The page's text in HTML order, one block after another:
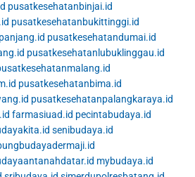
pusatkesehatanbinjai.id
pusatkesehatanbukittinggi.id
pusatkesehatandumai.id
pusatkesehatanlubuklinggau.id
pusatkesehatanbima.id
pusatkesehatanpalangkaraya.id
farmasiuad.id pecintabudaya.id
senibudaya.id
mybudaya.id